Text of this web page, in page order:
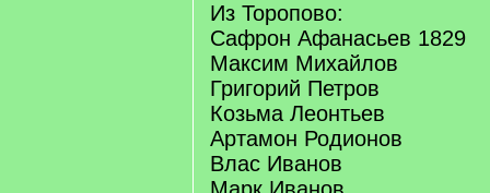
Из Торопово:
Сафрон Афанасьев 1829
Максим Михайлов
Григорий Петров
Козьма Леонтьев
Артамон Родионов
Влас Иванов